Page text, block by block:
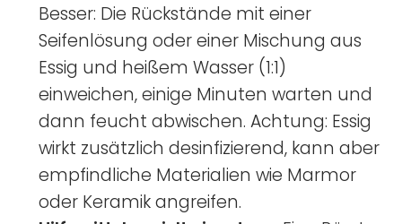
Besser: Die Rückstände mit einer
Seifenlösung oder einer Mischung aus
Essig und heißem Wasser (1:1)
einweichen, einige Minuten warten und
dann feucht abwischen. Achtung: Essig
wirkt zusätzlich desinfizierend, kann aber
empfindliche Materialien wie Marmor
oder Keramik angreifen.